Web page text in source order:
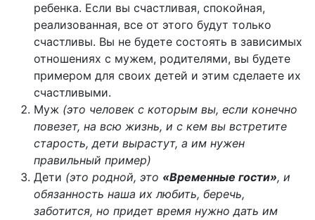
ребенка. Если вы счастливая, спокойная,
реализованная, все от этого будут только
счастливы. Вы не будете состоять в зависимых
отношениях с мужем, родителями, вы будете
примером для своих детей и этим сделаете их
счастливыми.
Муж (это человек с которым вы, если конечно
повезет, на всю жизнь, и с кем вы встретите
старость, дети вырастут, а им нужен
правильный пример)
Дети (это родной, это «Временные гости», и
обязанность наша их любить, беречь,
заботится, но придет время нужно дать им